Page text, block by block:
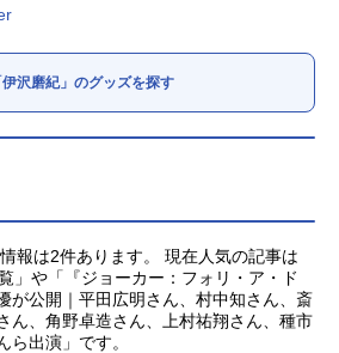
伊沢磨紀」のグッズを探す
報は2件あります。 現在人気の記事は
」や「『ジョーカー：フォリ・ア・ド
が公開｜平田広明さん、村中知さん、斎
ん、角野卓造さん、上村祐翔さん、種市
ら出演」です。